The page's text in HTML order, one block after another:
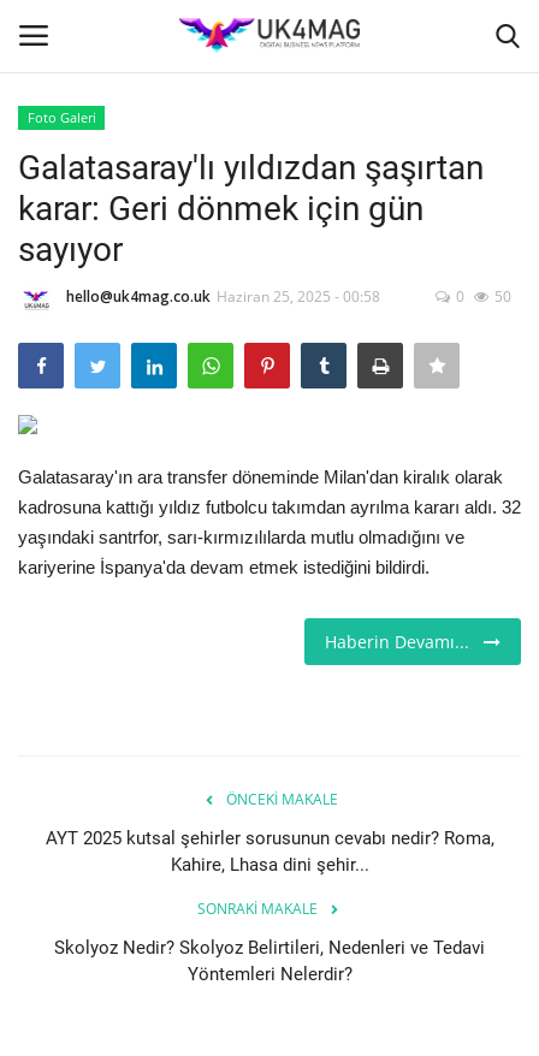
Ana Sayfa
TVNET
TOPLUM
Seri İlanlar
Londra
Firma Rehberi
Kültür - Sanat
Foto Galeri
Galatasaray'lı yıldızdan şaşırtan
karar: Geri dönmek için gün
sayıyor
hello@uk4mag.co.uk Haziran 25, 2025 - 00:58 0 50
Galatasaray'ın ara transfer döneminde Milan'dan kiralık olarak
kadrosuna kattığı yıldız futbolcu takımdan ayrılma kararı aldı. 32
yaşındaki santrfor, sarı-kırmızılılarda mutlu olmadığını ve
kariyerine İspanya'da devam etmek istediğini bildirdi.
Haberin Devamı...
ÖNCEKI MAKALE
AYT 2025 kutsal şehirler sorusunun cevabı nedir? Roma,
Kahire, Lhasa dini şehir...
SONRAKI MAKALE
Skolyoz Nedir? Skolyoz Belirtileri, Nedenleri ve Tedavi
Yöntemleri Nelerdir?